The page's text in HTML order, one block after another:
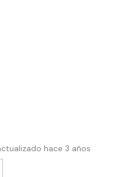
hace 3 años